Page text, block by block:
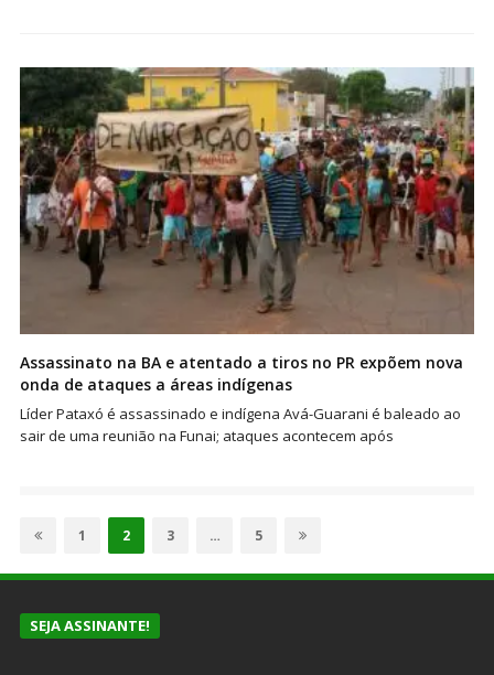
Assassinato na BA e atentado a tiros no PR expõem nova
onda de ataques a áreas indígenas
Líder Pataxó é assassinado e indígena Avá-Guarani é baleado ao
sair de uma reunião na Funai; ataques acontecem após
de
Page
1 Page
2 Page
3 … Page
5
SEJA ASSINANTE!